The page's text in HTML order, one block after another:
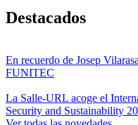
Destacados
En recuerdo de Josep
FUNITEC
La Salle-URL acoge el
Security and Sustainability